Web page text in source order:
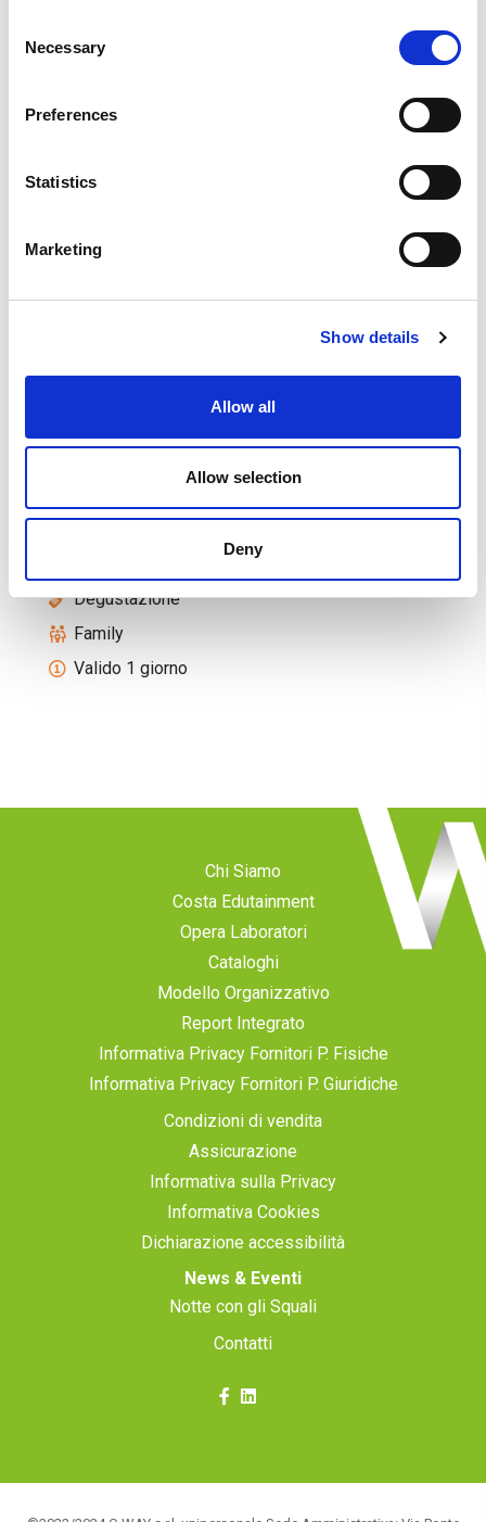
Selection
Necessary
Preferences
Statistics
Marketing
Show details
Allow all
Allow selection
Deny
Fruibilità
: tutti i giorni nel periodo della mostra
Orario apertura Mostra Van Dyck
venerdì 10-20
Informazioni
Consegna biglietti istantanea
Degustazione
Family
Valido 1 giorno
Chi Siamo
Costa Edutainment
Opera Laboratori
Cataloghi
Modello Organizzativo
Report Integrato
Informativa Privacy Fornitori P. Fisiche
Informativa Privacy Fornitori P. Giuridiche
Condizioni di vendita
Assicurazione
Informativa sulla Privacy
Informativa Cookies
Dichiarazione accessibilità
News & Eventi
Notte con gli Squali
Contatti